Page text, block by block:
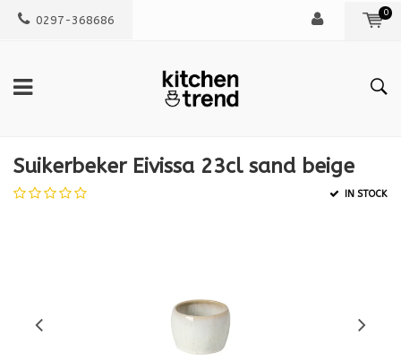
0297-368686
0
Suikerbeker Eivissa 23cl sand beige
IN STOCK